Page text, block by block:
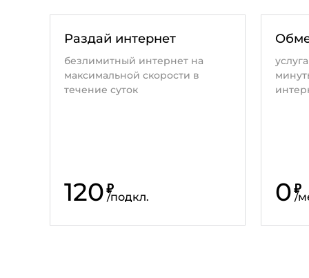
Раздай интернет
безлимитный интернет на
максимальной скорости в
течение суток
120₽
/подкл. 0₽
/